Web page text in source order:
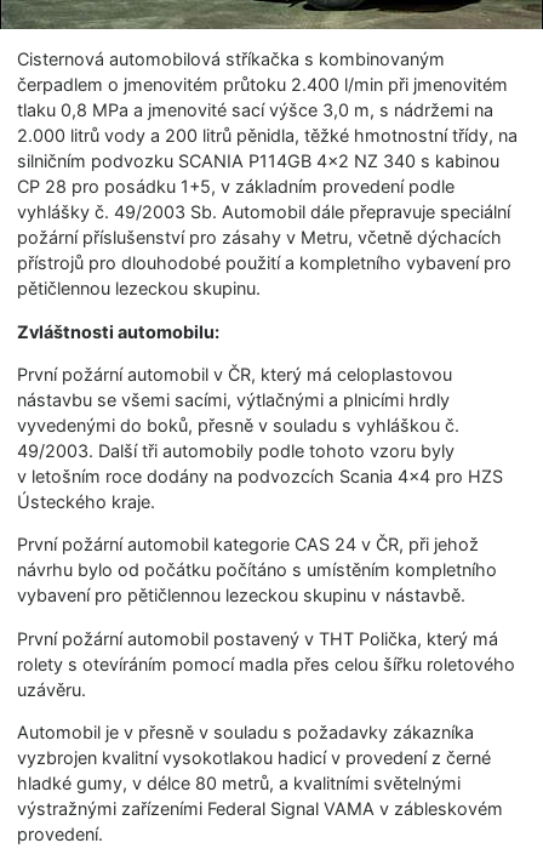
Cisternová automobilová stříkačka s kombinovaným
čerpadlem o jmenovitém průtoku 2.400 l/min při jmenovitém
tlaku 0,8 MPa a jmenovité sací výšce 3,0 m, s nádržemi na
2.000 litrů vody a 200 litrů pěnidla, těžké hmotnostní třídy, na
silničním podvozku SCANIA P114GB 4×2 NZ 340 s kabinou
CP 28 pro posádku 1+5, v základním provedení podle
vyhlášky č. 49/2003 Sb. Automobil dále přepravuje speciální
požární příslušenství pro zásahy v Metru, včetně dýchacích
přístrojů pro dlouhodobé použití a kompletního vybavení pro
pětičlennou lezeckou skupinu.
Zvláštnosti automobilu:
První požární automobil v ČR, který má celoplastovou
nástavbu se všemi sacími, výtlačnými a plnicími hrdly
vyvedenými do boků, přesně v souladu s vyhláškou č.
49/2003. Další tři automobily podle tohoto vzoru byly
v letošním roce dodány na podvozcích Scania 4×4 pro HZS
Ústeckého kraje.
První požární automobil kategorie CAS 24 v ČR, při jehož
návrhu bylo od počátku počítáno s umístěním kompletního
vybavení pro pětičlennou lezeckou skupinu v nástavbě.
První požární automobil postavený v THT Polička, který má
rolety s otevíráním pomocí madla přes celou šířku roletového
uzávěru.
Automobil je v přesně v souladu s požadavky zákazníka
vyzbrojen kvalitní vysokotlakou hadicí v provedení z černé
hladké gumy, v délce 80 metrů, a kvalitními světelnými
výstražnými zařízeními Federal Signal VAMA v zábleskovém
provedení.